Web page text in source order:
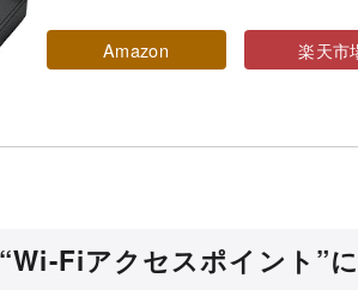
Amazon 楽天市
Fiアクセスポイント”